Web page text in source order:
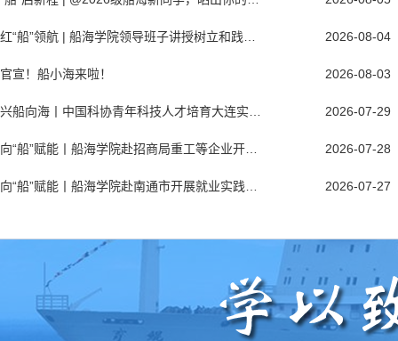
2026-08-04
2026-08-03
官宣！船小海来啦！
2026-07-29
2026-07-28
2026-07-27
“船”启新程 | @2026级船海新同学，晒出你的录取通知书！
当镌刻校徽的录取通知书捧在手中，它既是过往奋斗的坚实注脚，也是驶向...
为深入推进树立和践行正确政绩观学习教育，近日，